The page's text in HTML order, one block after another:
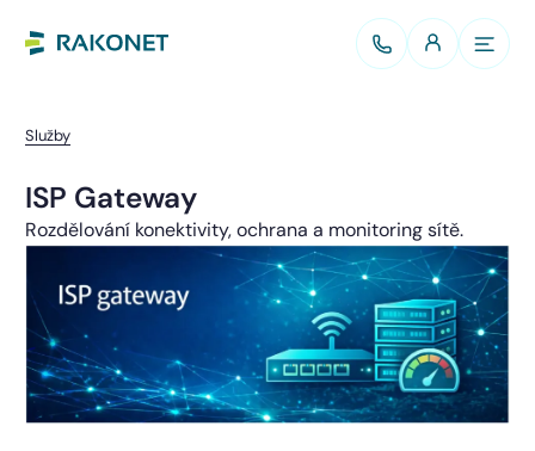
Služby
ISP Gateway
Rozdělování konektivity, ochrana a monitoring sítě.